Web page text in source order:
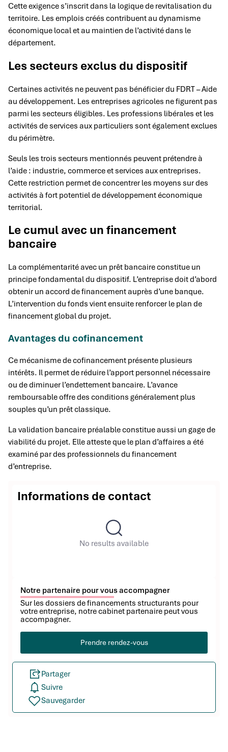
Cette exigence s’inscrit dans la logique de revitalisation du
territoire. Les emplois créés contribuent au dynamisme
économique local et au maintien de l’activité dans le
département.
Les secteurs exclus du dispositif
Certaines activités ne peuvent pas bénéficier du FDRT – Aide
au développement. Les entreprises agricoles ne figurent pas
parmi les secteurs éligibles. Les professions libérales et les
activités de services aux particuliers sont également exclues
du périmètre.
Seuls les trois secteurs mentionnés peuvent prétendre à
l’aide : industrie, commerce et services aux entreprises.
Cette restriction permet de concentrer les moyens sur des
activités à fort potentiel de développement économique
territorial.
Le cumul avec un financement
bancaire
La complémentarité avec un prêt bancaire constitue un
principe fondamental du dispositif. L’entreprise doit d’abord
obtenir un accord de financement auprès d’une banque.
L’intervention du fonds vient ensuite renforcer le plan de
financement global du projet.
Avantages du cofinancement
Ce mécanisme de cofinancement présente plusieurs
intérêts. Il permet de réduire l’apport personnel nécessaire
ou de diminuer l’endettement bancaire. L’avance
remboursable offre des conditions généralement plus
souples qu’un prêt classique.
La validation bancaire préalable constitue aussi un gage de
viabilité du projet. Elle atteste que le plan d’affaires a été
examiné par des professionnels du financement
d’entreprise.
Informations de contact
No results available
Notre partenaire pour vous accompagner
Sur les dossiers de financements structurants pour
votre entreprise, notre cabinet partenaire peut vous
accompagner.
Prendre rendez-vous
Partager
Suivre
Sauvegarder